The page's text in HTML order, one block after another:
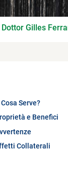
Dottor Gilles
Cosa Serve?
e Benefici
Collaterali